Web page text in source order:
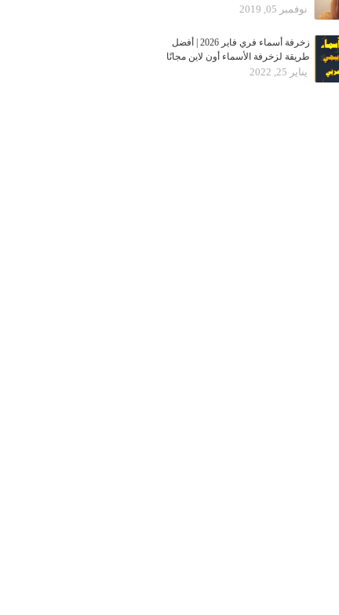
نوفمبر 05, 2019
زخرفة أسماء فري فاير 2026 | أفضل
طريقة لزخرفة الأسماء أون لاين مجانًا
يناير 25, 2022